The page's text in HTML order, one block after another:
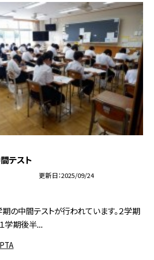
テスト
更新日 2025/09/24
の中間テストが行われています。２学期
学期後半...
PTA